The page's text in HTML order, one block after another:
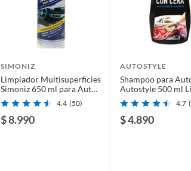
SIMONIZ
Limpiador Multisuperficies
Simoniz 650 ml para Auto
Tapicería
4.4 (50)
$ 8.990
AUTOSTYLE
Shampoo para
Autostyle 500 ml
y Brillo
4.7
$ 4.890